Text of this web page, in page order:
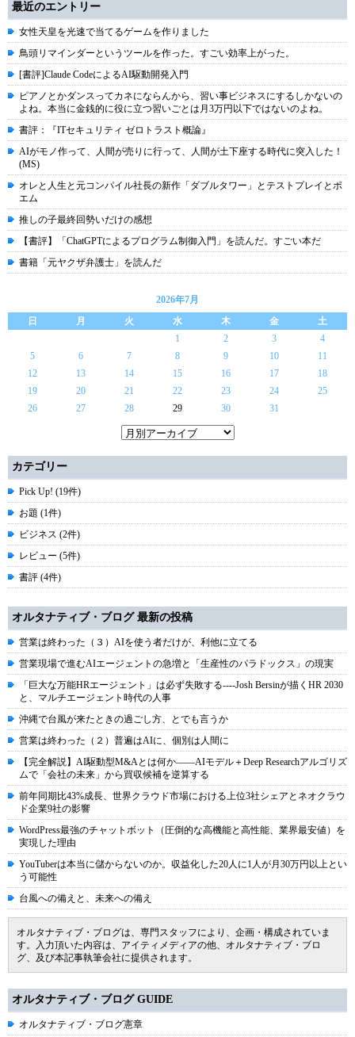
最近のエントリー
女性天皇を光速で当てるゲームを作りました
鳥頭リマインダーというツールを作った。すごい効率上がった。
[書評]Claude CodeによるAI駆動開発入門
ピアノとかダンスってカネにならんから、習い事ビジネスにするしかないの
よね。本当に金銭的に役に立つ習いごとは月3万円以下ではないのよね。
書評：『ITセキュリティ ゼロトラスト概論』
AIがモノ作って、人間が売りに行って、人間が土下座する時代に突入した！
(MS)
オレと人生と元コンパイル社長の新作「ダブルタワー」とテストプレイとポ
エム
推しの子最終回勢いだけの感想
【書評】「ChatGPTによるプログラム制御入門」を読んだ。すごい本だ
書籍「元ヤクザ弁護士」を読んだ
2026年7月
日
月 火 水 木 金
土
1
2 3
4
5
6 7 8 9 10
11
12
13 14 15 16 17
18
19
20 21 22 23 24
25
26
27 28 29 30 31
カテゴリー
Pick Up! (19件)
お題 (1件)
ビジネス (2件)
レビュー (5件)
書評 (4件)
オルタナティブ・ブログ 最新の投稿
営業は終わった（３）AIを使う者だけが、利他に立てる
営業現場で進むAIエージェントの急増と「生産性のパラドックス」の現実
「巨大な万能HRエージェント」は必ず失敗する----Josh Bersinが描くHR 2030
と、マルチエージェント時代の人事
沖縄で台風が来たときの過ごし方、とでも言うか
営業は終わった（２）普遍はAIに、個別は人間に
【完全解説】AI駆動型M&Aとは何か――AIモデル＋Deep Researchアルゴリズ
ムで「会社の未来」から買収候補を逆算する
前年同期比43%成長、世界クラウド市場における上位3社シェアとネオクラウ
ド企業9社の影響
WordPress最強のチャットボット（圧倒的な高機能と高性能、業界最安値）を
実現した理由
YouTuberは本当に儲からないのか。収益化した20人に1人が月30万円以上とい
う可能性
台風への備えと、未来への備え
オルタナティブ・ブログは、専門スタッフにより、企画・構成されていま
す。入力頂いた内容は、アイティメディアの他、オルタナティブ・ブロ
グ、及び本記事執筆会社に提供されます。
オルタナティブ・ブログ GUIDE
オルタナティブ・ブログ憲章